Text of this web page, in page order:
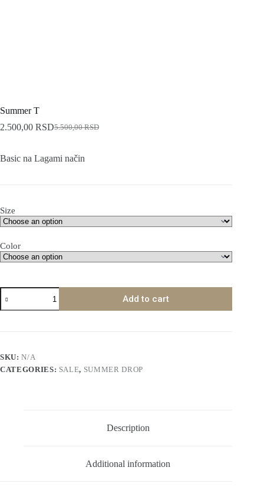
Summer T
5.500,00RSD
Original
was:
5.500,00 RSD.
2.500,00 RSDCurrent
2.500,00 RSD.
Basic na Lagami način
Size
Color
Summer
quantity
Add to cart
SKU:N/A
CATEGORIES: SALE, SUMMER DROP
Description
Additional information